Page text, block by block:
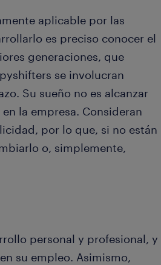
aplicable por las
es preciso conocer el
generaciones, que
se involucran
Su sueño no es alcanzar
la empresa. Consideran
por lo que, si no están
o, simplemente,
personal y profesional, y
su empleo. Asimismo,